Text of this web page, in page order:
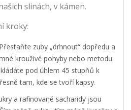
slinách, v kámen.
kroky:
Přestaňte zuby „drhnout“ dopředu a
krouživé pohyby nebo metodu
pod úhlem 45 stupňů k
tam, kde se tvoří kapsy.
a rafinované sacharidy jsou